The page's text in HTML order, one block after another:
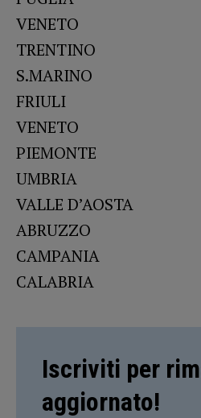
VENETO
TRENTINO
S.MARINO
FRIULI
VENETO
PIEMONTE
UMBRIA
VALLE D’AOSTA
ABRUZZO
CAMPANIA
CALABRIA
Iscriviti per
aggiornato!